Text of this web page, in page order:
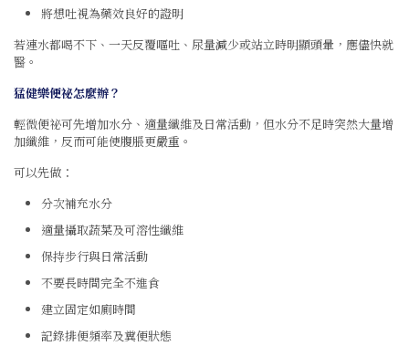
將想吐視為藥效良好的證明
若連水都喝不下、一天反覆嘔吐、尿量減少或站立時明顯頭暈，應儘快就
醫。
猛健樂便祕怎麼辦？
輕微便祕可先增加水分、適量纖維及日常活動，但水分不足時突然大量增
加纖維，反而可能使腹脹更嚴重。
可以先做：
分次補充水分
適量攝取蔬菜及可溶性纖維
保持步行與日常活動
不要長時間完全不進食
建立固定如廁時間
記錄排便頻率及糞便狀態